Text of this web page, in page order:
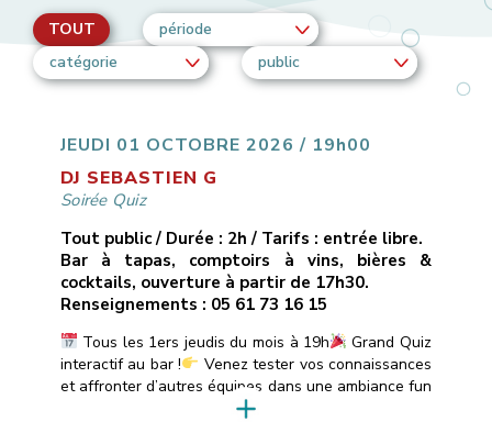
TOUT
période
catégorie
public
JEUDI 01 OCTOBRE 2026 / 19h00
DJ SEBASTIEN G
Soirée Quiz
Tout public / Durée : 2h / Tarifs : entrée libre.
Bar à tapas, comptoirs à vins, bières &
cocktails, ouverture à partir de 17h30.
Renseignements : 05 61 73 16 15
Tous les 1ers jeudis du mois à 19h
Grand Quiz
interactif au bar !
Venez tester vos connaissances
et affronter d’autres équipes dans une ambiance fun
Quiz animé par DJ Sébastien avec